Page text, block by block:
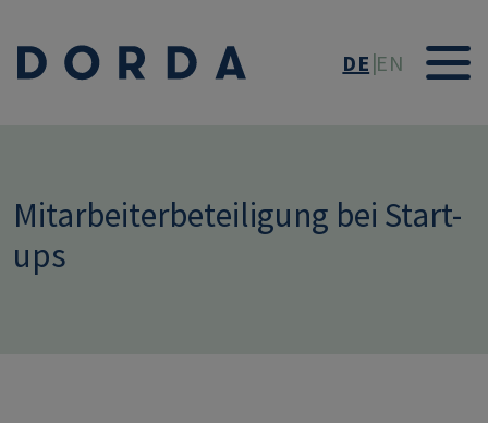
DE EN
Mitarbeiterbeteiligung bei Start-
ups